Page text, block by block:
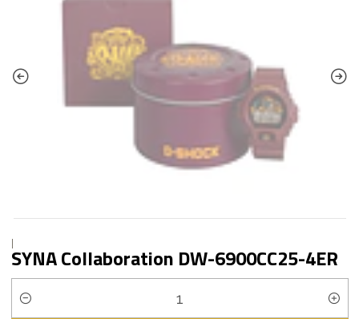
|
SYNA Collaboration DW-6900CC25-4ER
Quantité